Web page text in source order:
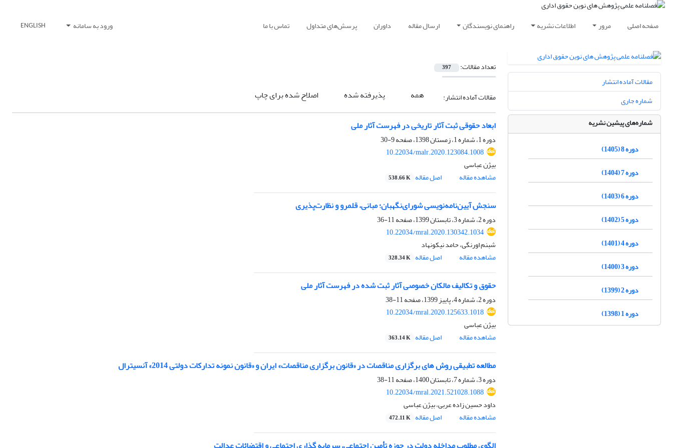
صفحه اصلی مرور اطلاعات نشریه راهنمای نویسندگان ارسال مقاله داوران پرسش‌های متداول تماس با ما ورود به سامانه ENGLISH
تعداد مقالات: 397
مقالات آماده انتشار: همه پذیرفته شده اصلاح شده برای چاپ
ابعاد حقوقی ثبت آثار تاریخی در فهرست آثار ملی
دوره 1، شماره 1، زمستان 1398، صفحه
9-30
10.22034/malr.2020.123084.1008
بیژن عباسی
مشاهده مقاله
اصل مقاله 538.66 K
سنجش آیین‌نامه‌نویسی شورای‌نگهبان؛ مبانی، قلمرو و نظارت‌پذیری
دوره 2، شماره 3، تابستان 1399، صفحه
11-36
10.22034/mral.2020.130342.1034
شبنم اورنگی، حامد نیکونهاد
مشاهده مقاله
اصل مقاله 328.34 K
حقوق و تکالیف مالکان خصوصی آثار ثبت شده در فهرست آثار ملی
دوره 2، شماره 4، پاییز 1399، صفحه
11-38
10.22034/mral.2020.125633.1018
بیژن عباسی
مشاهده مقاله
اصل مقاله 363.14 K
مطالعه تطبیقی روش های برگزاری مناقصات در «قانون برگزاری مناقصات» ایران و «قانون نمونه تدارکات دولتی 2014» آنسیترال
دوره 3، شماره 7، تابستان 1400، صفحه
11-38
10.22034/mral.2021.521028.1088
داود حسین زاده عربی، بیژن عباسی
مشاهده مقاله
اصل مقاله 472.11 K
مقالات آماده انتشار
شماره جاری
شماره‌های پیشین نشریه
دوره 8 (1405)
دوره 7 (1404)
دوره 6 (1403)
دوره 5 (1402)
دوره 4 (1401)
دوره 3 (1400)
دوره 2 (1399)
دوره 1 (1398)